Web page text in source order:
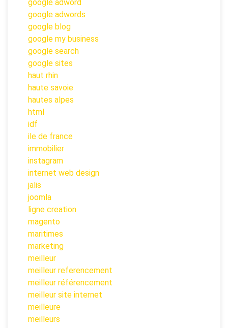
google adword
google adwords
google blog
google my business
google search
google sites
haut rhin
haute savoie
hautes alpes
html
idf
ile de france
immobilier
instagram
internet web design
jalis
joomla
ligne creation
magento
maritimes
marketing
meilleur
meilleur referencement
meilleur référencement
meilleur site internet
meilleure
meilleurs